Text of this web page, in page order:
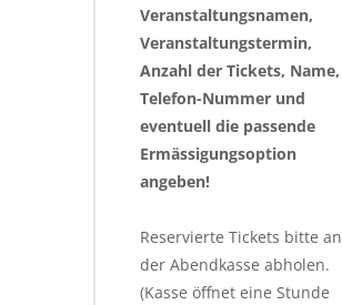
Veranstaltungsnamen,
Veranstaltungstermin,
Anzahl der Tickets, Name,
Telefon-Nummer und
eventuell die passende
Ermässigungsoption
angeben!
Reservierte Tickets bitte an
der Abendkasse abholen.
(Kasse öffnet eine Stunde